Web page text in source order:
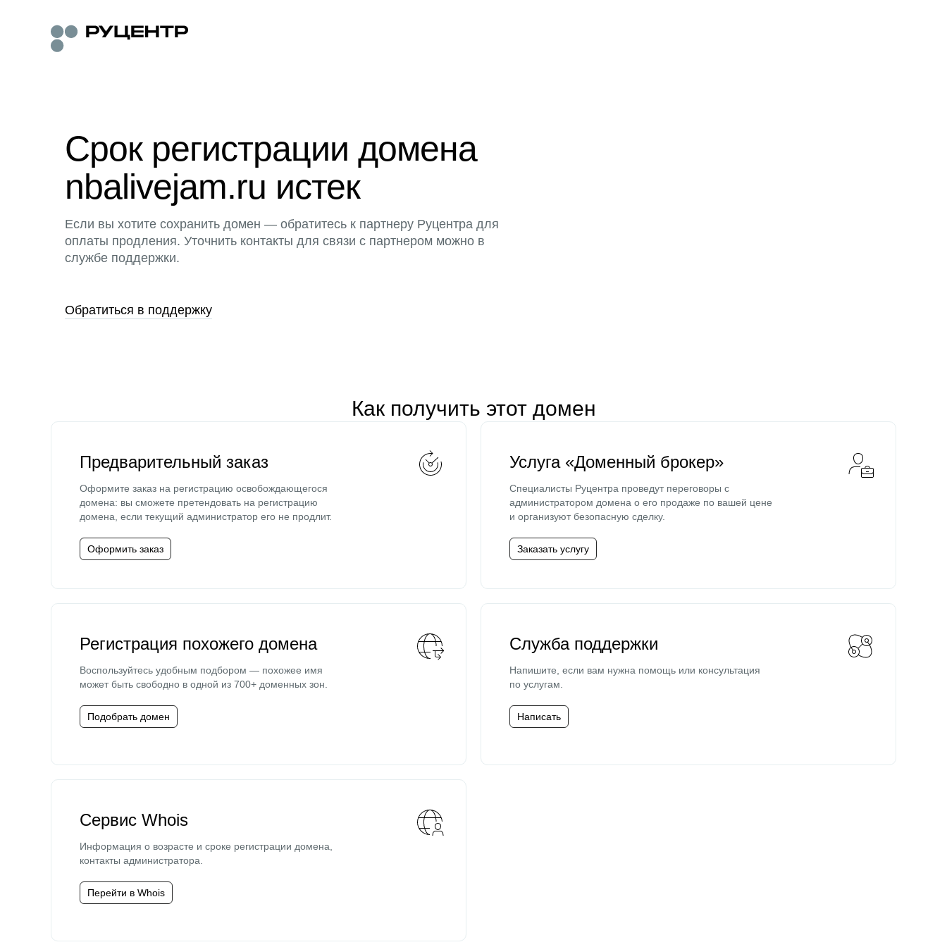
Срок регистрации домена
nbalivejam.ru истек
Если вы хотите сохранить домен — обратитесь к партнеру Руцентра для
оплаты продления. Уточнить контакты для связи с партнером можно в
службе поддержки.
Обратиться в поддержку
Как получить этот домен
Предварительный заказ
Оформите заказ на регистрацию освобождающегося
домена: вы сможете претендовать на регистрацию
домена, если текущий администратор его не продлит.
Оформить заказ
Услуга «Доменный брокер»
Специалисты Руцентра проведут переговоры с
администратором домена о его продаже по вашей цене
и организуют безопасную сделку.
Заказать услугу
Регистрация похожего домена
Воспользуйтесь удобным подбором — похожее имя
может быть свободно в одной из 700+ доменных зон.
Подобрать домен
Служба поддержки
Напишите, если вам нужна помощь или консультация
по услугам.
Написать
Сервис Whois
Информация о возрасте и сроке регистрации домена,
контакты администратора.
Перейти в Whois